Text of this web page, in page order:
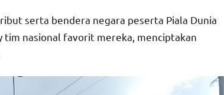
serta bendera negara peserta Piala Dunia
tim nasional favorit mereka, menciptakan